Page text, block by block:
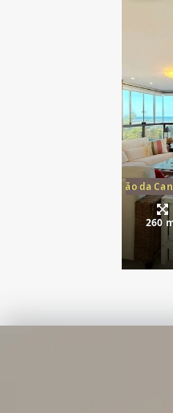
frente mar Capão da
260